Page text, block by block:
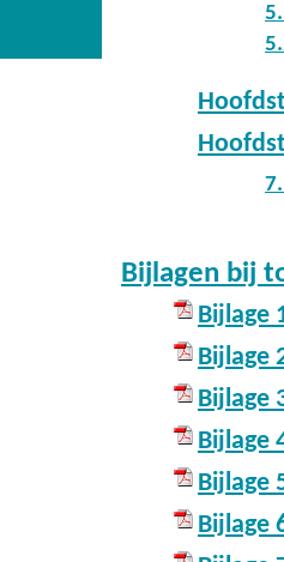
Bijlagen bij
Bijlage
Bijlage
Bijlage
Bijlage
Bijlage
Bijlage